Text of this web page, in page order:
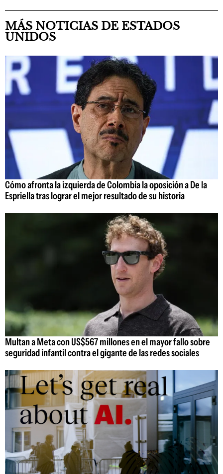
MÁS NOTICIAS DE ESTADOS
UNIDOS
Cómo afronta la izquierda de Colombia la oposición a De la
Espriella tras lograr el mejor resultado de su historia
Multan a Meta con US$567 millones en el mayor fallo sobre
seguridad infantil contra el gigante de las redes sociales